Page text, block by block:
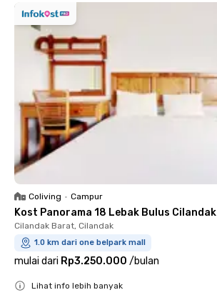
Coliving • Campur
Kost Panorama 18 Lebak Bulus Cilandak
Cilandak Barat, Cilandak
1.0 km dari one belpark mall
mulai dari Rp3.250.000 /bulan
Lihat info lebih banyak